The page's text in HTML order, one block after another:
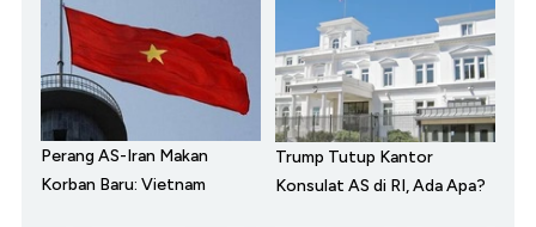
Perang AS-Iran Makan
Korban Baru: Vietnam
Trump Tutup Kantor
Konsulat AS di RI, Ada Apa?